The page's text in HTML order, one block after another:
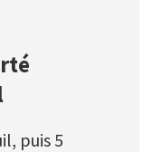
puis 5